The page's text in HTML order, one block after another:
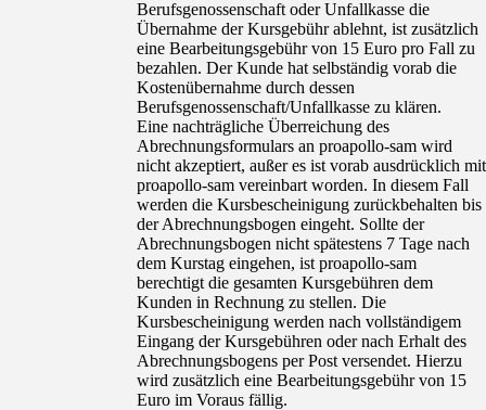
Berufsgenossenschaft oder Unfallkasse die
Übernahme der Kursgebühr ablehnt, ist zusätzlich
eine Bearbeitungsgebühr von 15 Euro pro Fall zu
bezahlen. Der Kunde hat selbständig vorab die
Kostenübernahme durch dessen
Berufsgenossenschaft/Unfallkasse zu klären.
Eine nachträgliche Überreichung des
Abrechnungsformulars an proapollo-sam wird
nicht akzeptiert, außer es ist vorab ausdrücklich mit
proapollo-sam vereinbart worden. In diesem Fall
werden die Kursbescheinigung zurückbehalten bis
der Abrechnungsbogen eingeht. Sollte der
Abrechnungsbogen nicht spätestens 7 Tage nach
dem Kurstag eingehen, ist proapollo-sam
berechtigt die gesamten Kursgebühren dem
Kunden in Rechnung zu stellen. Die
Kursbescheinigung werden nach vollständigem
Eingang der Kursgebühren oder nach Erhalt des
Abrechnungsbogens per Post versendet. Hierzu
wird zusätzlich eine Bearbeitungsgebühr von 15
Euro im Voraus fällig.